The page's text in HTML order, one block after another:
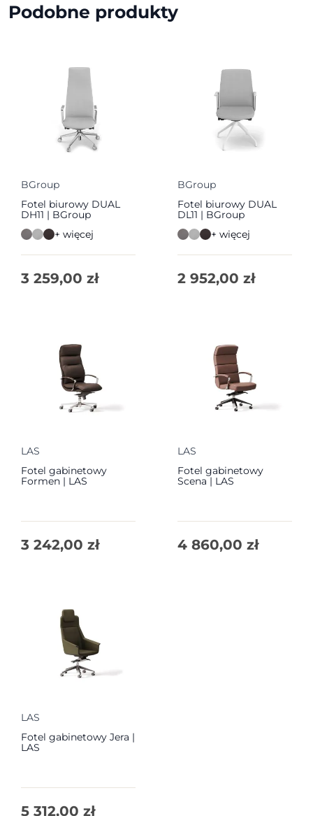
Podobne produkty
BGroup
Fotel biurowy DUAL
DH11 | BGroup
+ więcej
3 259,00 zł
BGroup
Fotel biurowy DUAL
DL11 | BGroup
+ więcej
2 952,00 zł
LAS
Fotel gabinetowy
Formen | LAS
3 242,00 zł
LAS
Fotel gabinetowy
Scena | LAS
4 860,00 zł
LAS
Fotel gabinetowy Jera |
LAS
5 312,00 zł